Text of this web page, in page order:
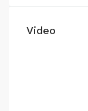
Video